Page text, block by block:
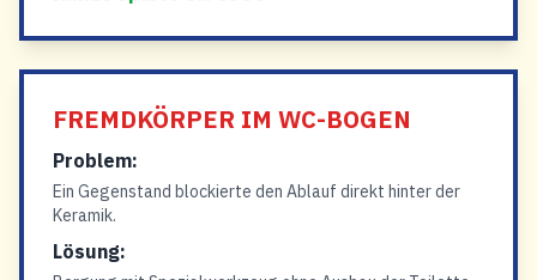
FREMDKÖRPER IM WC-BOGEN
Problem:
Ein Gegenstand blockierte den Ablauf direkt hinter der
Keramik.
Lösung: